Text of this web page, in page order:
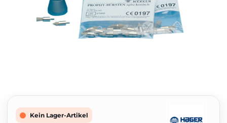
Kein Lager-Artikel